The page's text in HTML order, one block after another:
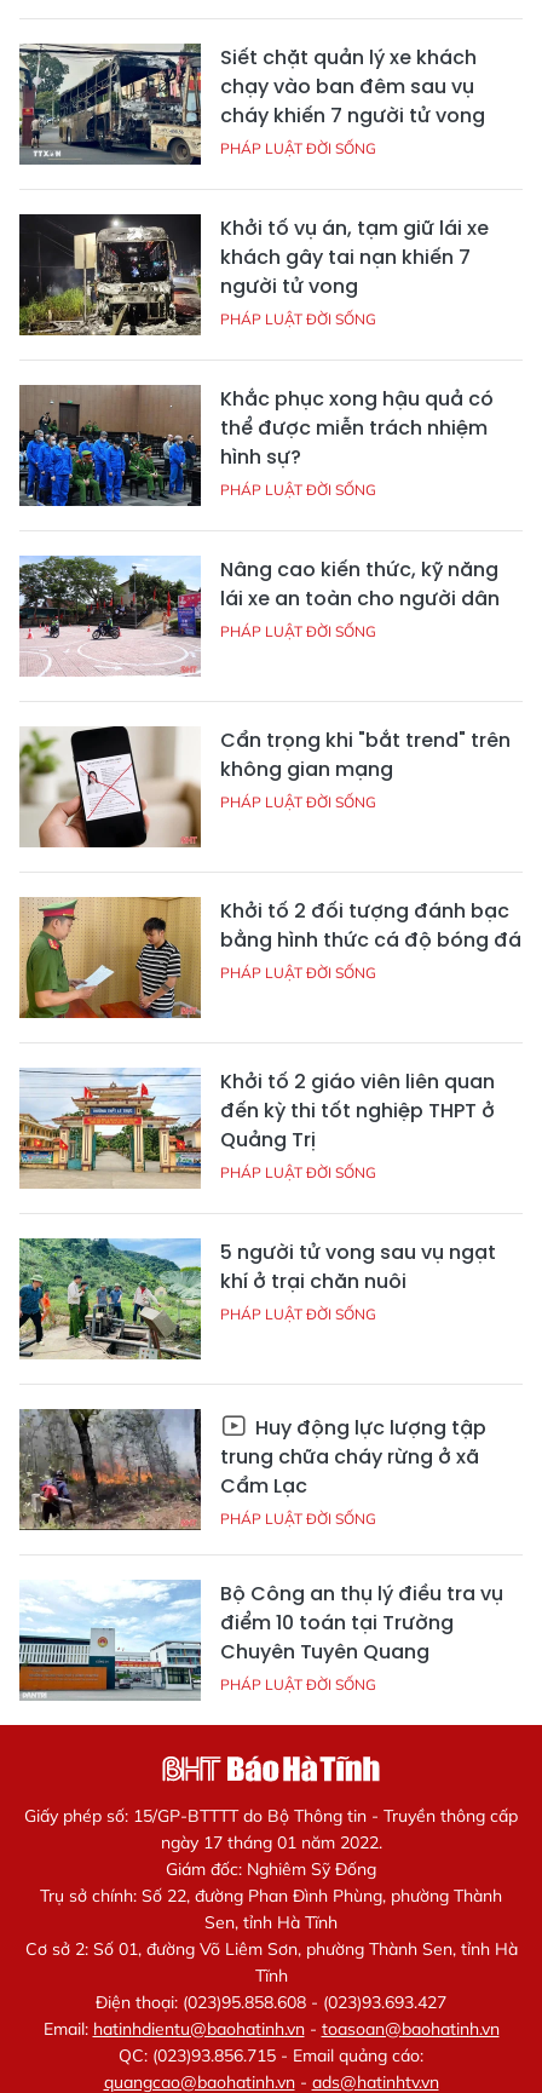
Siết chặt quản lý xe khách
chạy vào ban đêm sau vụ
cháy khiến 7 người tử vong
PHÁP LUẬT ĐỜI SỐNG
Khởi tố vụ án, tạm giữ lái xe
khách gây tai nạn khiến 7
người tử vong
PHÁP LUẬT ĐỜI SỐNG
Khắc phục xong hậu quả có
thể được miễn trách nhiệm
hình sự?
PHÁP LUẬT ĐỜI SỐNG
Nâng cao kiến thức, kỹ năng
lái xe an toàn cho người dân
PHÁP LUẬT ĐỜI SỐNG
Cẩn trọng khi "bắt trend" trên
không gian mạng
PHÁP LUẬT ĐỜI SỐNG
Khởi tố 2 đối tượng đánh bạc
bằng hình thức cá độ bóng đá
PHÁP LUẬT ĐỜI SỐNG
Khởi tố 2 giáo viên liên quan
đến kỳ thi tốt nghiệp THPT ở
Quảng Trị
PHÁP LUẬT ĐỜI SỐNG
5 người tử vong sau vụ ngạt
khí ở trại chăn nuôi
PHÁP LUẬT ĐỜI SỐNG
Huy động lực lượng tập
trung chữa cháy rừng ở xã
Cẩm Lạc
PHÁP LUẬT ĐỜI SỐNG
Bộ Công an thụ lý điều tra vụ
điểm 10 toán tại Trường
Chuyên Tuyên Quang
PHÁP LUẬT ĐỜI SỐNG
Giấy phép số: 15/GP-BTTTT do Bộ Thông tin - Truyền thông cấp
ngày 17 tháng 01 năm 2022.
Giám đốc: Nghiêm Sỹ Đống
Trụ sở chính: Số 22, đường Phan Đình Phùng, phường Thành
Sen, tỉnh Hà Tĩnh
Cơ sở 2: Số 01, đường Võ Liêm Sơn, phường Thành Sen, tỉnh Hà
Tĩnh
Điện thoại: (023)95.858.608 - (023)93.693.427
Email: hatinhdientu@baohatinh.vn- toasoan@baohatinh.vn
QC: (023)93.856.715 - Email quảng cáo:
quangcao@baohatinh.vn- ads@hatinhtv.vn